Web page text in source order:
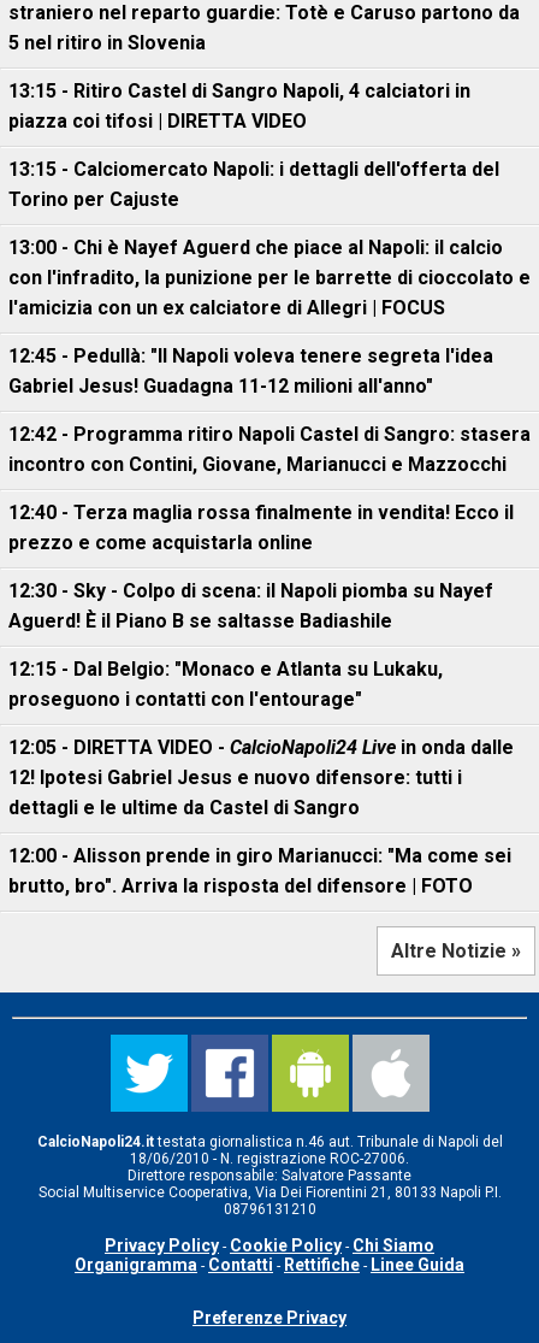
straniero nel reparto guardie: Totè e Caruso partono da
5 nel ritiro in Slovenia
13:15 - Ritiro Castel di Sangro Napoli, 4 calciatori in
piazza coi tifosi | DIRETTA VIDEO
13:15 - Calciomercato Napoli: i dettagli dell'offerta del
Torino per Cajuste
13:00 - Chi è Nayef Aguerd che piace al Napoli: il calcio
con l'infradito, la punizione per le barrette di cioccolato e
l'amicizia con un ex calciatore di Allegri | FOCUS
12:45 - Pedullà: "Il Napoli voleva tenere segreta l'idea
Gabriel Jesus! Guadagna 11-12 milioni all'anno"
12:42 - Programma ritiro Napoli Castel di Sangro: stasera
incontro con Contini, Giovane, Marianucci e Mazzocchi
12:40 - Terza maglia rossa finalmente in vendita! Ecco il
prezzo e come acquistarla online
12:30 - Sky - Colpo di scena: il Napoli piomba su Nayef
Aguerd! È il Piano B se saltasse Badiashile
12:15 - Dal Belgio: "Monaco e Atlanta su Lukaku,
proseguono i contatti con l'entourage"
12:05 - DIRETTA VIDEO - CalcioNapoli24 Live in onda dalle
12! Ipotesi Gabriel Jesus e nuovo difensore: tutti i
dettagli e le ultime da Castel di Sangro
12:00 - Alisson prende in giro Marianucci: "Ma come sei
brutto, bro". Arriva la risposta del difensore | FOTO
Altre Notizie »
CalcioNapoli24.ittestata giornalistica n.46 aut. Tribunale di Napoli del
18/06/2010 - N. registrazione ROC-27006.
Direttore responsabile: Salvatore Passante
Social Multiservice Cooperativa, Via Dei Fiorentini 21, 80133 Napoli P.I.
08796131210
Privacy Policy - Cookie Policy - Chi Siamo
Organigramma - Contatti - Rettifiche - Linee Guida
Preferenze Privacy